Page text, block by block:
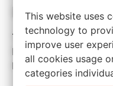
Link-uri utile:
Termeni si conditii
Politica de
Politica de cookie
This website uses
technology to
improve user
all cookies usage
categories